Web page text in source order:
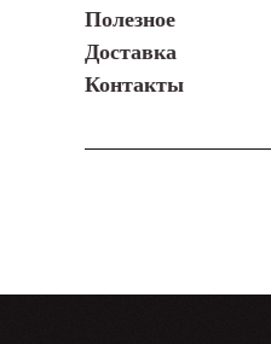
Полезное
Доставка
Контакты